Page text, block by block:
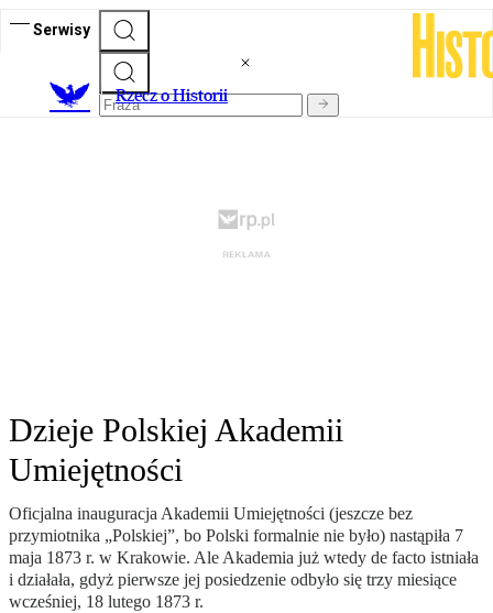
Serwisy
Rzecz o Historii
Dzieje Polskiej Akademii
Umiejętności
Oficjalna inauguracja Akademii Umiejętności (jeszcze bez
przymiotnika „Polskiej”, bo Polski formalnie nie było) nastąpiła 7
maja 1873 r. w Krakowie. Ale Akademia już wtedy de facto istniała
i działała, gdyż pierwsze jej posiedzenie odbyło się trzy miesiące
wcześniej, 18 lutego 1873 r.